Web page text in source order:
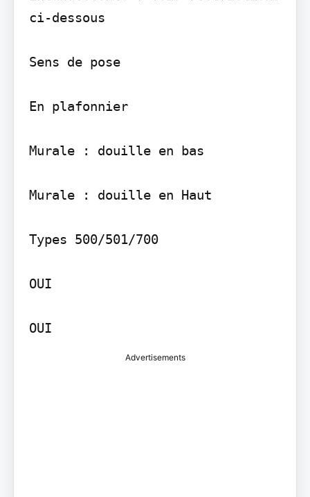
ci-dessous
Sens de pose
En plafonnier
Murale : douille en bas
Murale : douille en Haut
Types 500/501/700
OUI
OUI
Advertisements